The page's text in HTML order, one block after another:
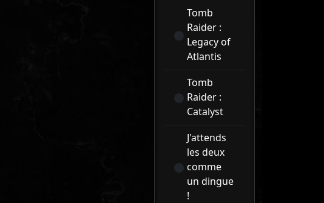
Tomb
Raider :
Legacy of
Atlantis
Tomb
Raider :
Catalyst
J'attends
les deux
comme
un dingue
!